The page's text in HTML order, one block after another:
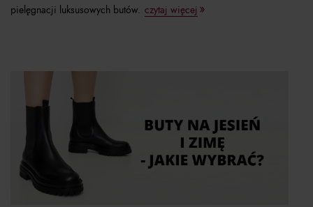
pielęgnacji luksusowych butów. czytaj więcej